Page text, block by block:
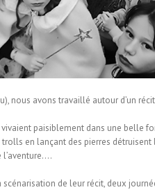
nous avons travaillé autour d’un
paisiblement dans une belle
en lançant des pierres
l’aventure….
de leur récit, deux